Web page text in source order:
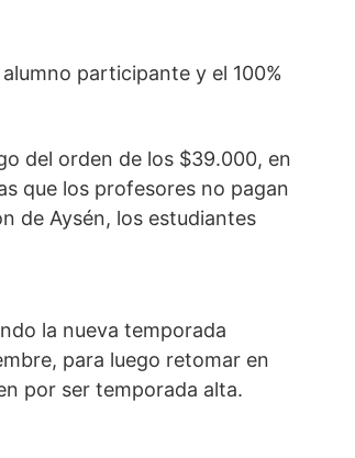
participante y el 100%
del orden de los $39.000, en
que los profesores no pagan
de Aysén, los estudiantes
la nueva temporada
para luego retomar en
por ser temporada alta.